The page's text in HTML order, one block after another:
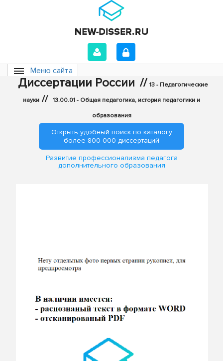
Меню сайта
Диссертации России // 13 - Педагогические
науки // 13.00.01 - Общая педагогика, история педагогики и
образования
Открыть удобный поиск по каталогу
более 800 000 диссертаций
Развитие профессионализма педагога
дополнительного образования